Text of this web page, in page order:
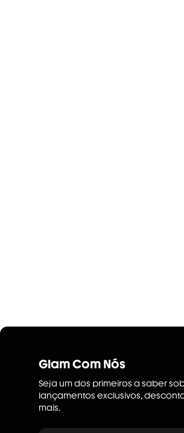
Glam Com Nós
Seja um dos primeiros a saber
lançamentos exclusivos,
mais.